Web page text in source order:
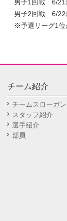
男子1回戦 6/
男子2回戦 6/
※予選リーグ1位
チーム紹介
チームスローガン
スタッフ紹介
選手紹介
部員